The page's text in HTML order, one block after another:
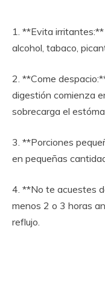
1. **Evita
alcohol, tabaco,
2. **Come
digestión comienza
sobrecarga el
3. **Porciones
en pequeñas
4. **No te acuestes
menos 2 o 3 horas
reflujo.